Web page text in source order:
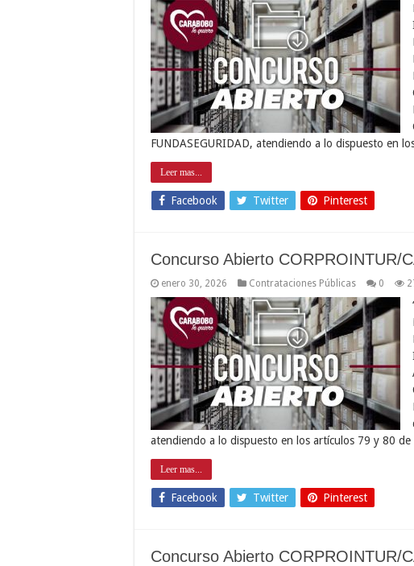
FUNDASEGURIDAD, atendiendo a lo dispuesto en
Leer mas...
Facebook Twitter Pinterest
Concurso Abierto CORPROINTUR/
enero 30, 2026 Contrataciones Públicas 0
atendiendo a lo dispuesto en los artículos 79 y 80 de
Leer mas...
Facebook Twitter Pinterest
Concurso Abierto CORPROINTUR/